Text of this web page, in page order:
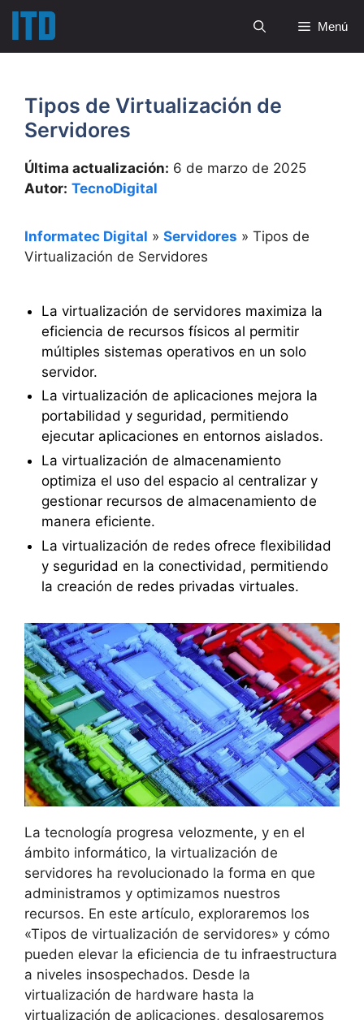
Saltar
contenido
Menú
Tipos de Virtualización de
Servidores
Última actualización: 6 de marzo de 2025
Autor: TecnoDigital
Informatec Digital » Servidores » Tipos de
Virtualización de Servidores
La virtualización de servidores maximiza la
eficiencia de recursos físicos al permitir
múltiples sistemas operativos en un solo
servidor.
La virtualización de aplicaciones mejora la
portabilidad y seguridad, permitiendo
ejecutar aplicaciones en entornos aislados.
La virtualización de almacenamiento
optimiza el uso del espacio al centralizar y
gestionar recursos de almacenamiento de
manera eficiente.
La virtualización de redes ofrece flexibilidad
y seguridad en la conectividad, permitiendo
la creación de redes privadas virtuales.
La tecnología progresa velozmente, y en el
ámbito informático, la virtualización de
servidores ha revolucionado la forma en que
administramos y optimizamos nuestros
recursos. En este artículo, exploraremos los
«Tipos de virtualización de servidores» y cómo
pueden elevar la eficiencia de tu infraestructura
a niveles insospechados. Desde la
virtualización de hardware hasta la
virtualización de aplicaciones, desglosaremos